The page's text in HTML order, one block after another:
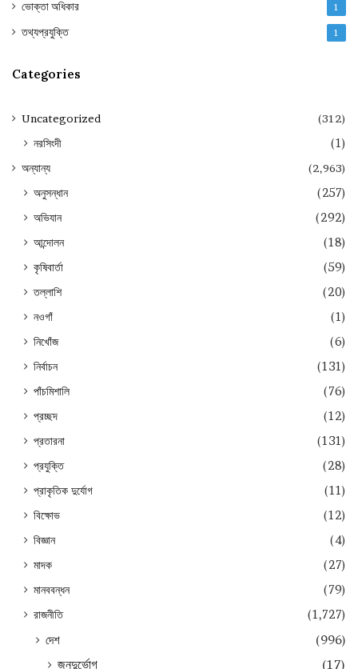
ভোক্তা অধিকার 1
তথ্যপ্রযুক্তি 1
Categories
Uncategorized (312)
নরসিংদী (1)
অন্যান্য (2,963)
অনুসন্ধান
(257)
অভিযান
(292)
আন্দোলন
(18)
কৃষিবার্তা
(59)
তল্লাশি
(20)
নওগাঁ
(1)
নিখোঁজ
(6)
নির্বাচন
(131)
পাঁচমিশালি
(76)
প্রচ্ছদ
(12)
প্রতারনা
(131)
প্রযুক্তি
(28)
প্রাকৃতিক দুর্যোগ
(11)
বিক্ষোভ
(12)
বিজ্ঞান
(4)
মাদক
(27)
মানববন্ধন
(79)
রাজনীতি
(1,727)
দেশ
(996)
জনদুর্ভোগ
(17)